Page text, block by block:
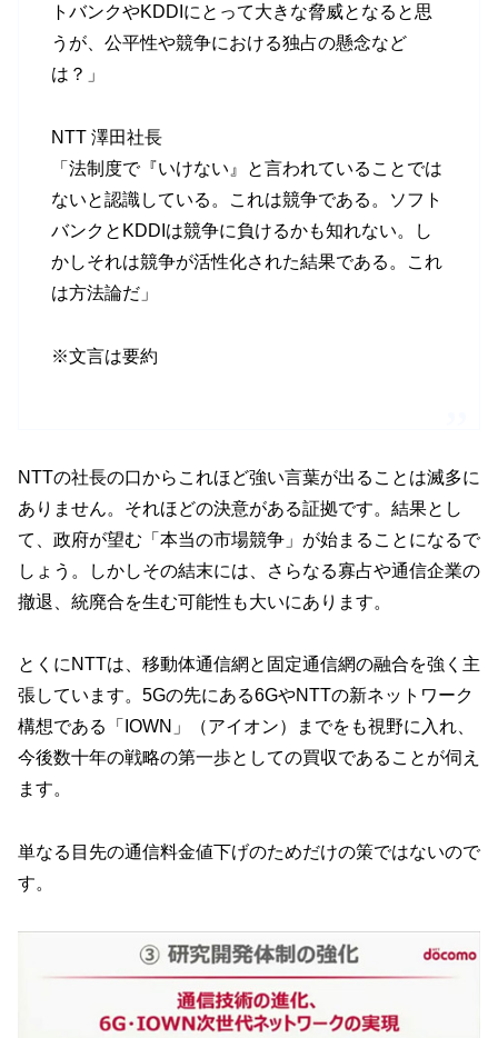
トバンクやKDDIにとって大きな脅威となると思
うが、公平性や競争における独占の懸念など
は？」
NTT 澤田社長
「法制度で『いけない』と言われていることでは
ないと認識している。これは競争である。ソフト
バンクとKDDIは競争に負けるかも知れない。し
かしそれは競争が活性化された結果である。これ
は方法論だ」
※文言は要約
NTTの社長の口からこれほど強い言葉が出ることは滅多に
ありません。それほどの決意がある証拠です。結果とし
て、政府が望む「本当の市場競争」が始まることになるで
しょう。しかしその結末には、さらなる寡占や通信企業の
撤退、統廃合を生む可能性も大いにあります。
とくにNTTは、移動体通信網と固定通信網の融合を強く主
張しています。5Gの先にある6GやNTTの新ネットワーク
構想である「IOWN」（アイオン）までをも視野に入れ、
今後数十年の戦略の第一歩としての買収であることが伺え
ます。
単なる目先の通信料金値下げのためだけの策ではないので
す。